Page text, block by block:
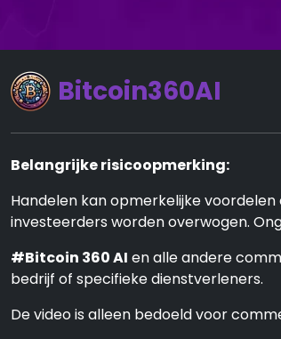
Bitcoin360AI
Belangrijke risicoopmerking:
Handelen kan opmerkelijke
investeerders worden overwogen.
#Bitcoin 360 AI en alle andere
bedrijf of specifieke dienstverleners.
De video is alleen bedoeld voor